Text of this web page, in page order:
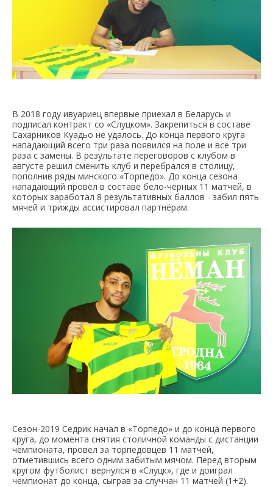
В 2018 году ивуариец впервые приехал в Беларусь и
подписал контракт со «Слуцком». Закрепиться в составе
Сахарников Куадьо не удалось. До конца первого круга
нападающий всего три раза появился на поле и все три
раза с замены. В результате переговоров с клубом в
августе решил сменить клуб и перебрался в столицу,
пополнив ряды минского «Торпедо». До конца сезона
нападающий провёл в составе бело-чёрных 11 матчей, в
которых заработал 8 результативных баллов - забил пять
мячей и трижды ассистировал партнёрам.
Сезон-2019 Седрик начал в «Торпедо» и до конца первого
круга, до момента снятия столичной команды с дистанции
чемпионата, провел за торпедовцев 11 матчей,
отметившись всего одним забитым мячом. Перед вторым
кругом футболист вернулся в «Слуцк», где и доиграл
чемпионат до конца, сыграв за случчан 11 матчей (1+2).